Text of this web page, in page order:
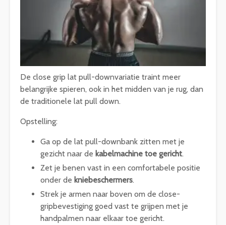
De close grip lat pull-downvariatie traint meer
belangrijke spieren, ook in het midden van je rug, dan
de traditionele lat pull down.
Opstelling:
Ga op de lat pull-downbank zitten met je
gezicht naar de kabelmachine toe gericht.
Zet je benen vast in een comfortabele positie
onder de kniebeschermers.
Strek je armen naar boven om de close-
gripbevestiging goed vast te grijpen met je
handpalmen naar elkaar toe gericht.